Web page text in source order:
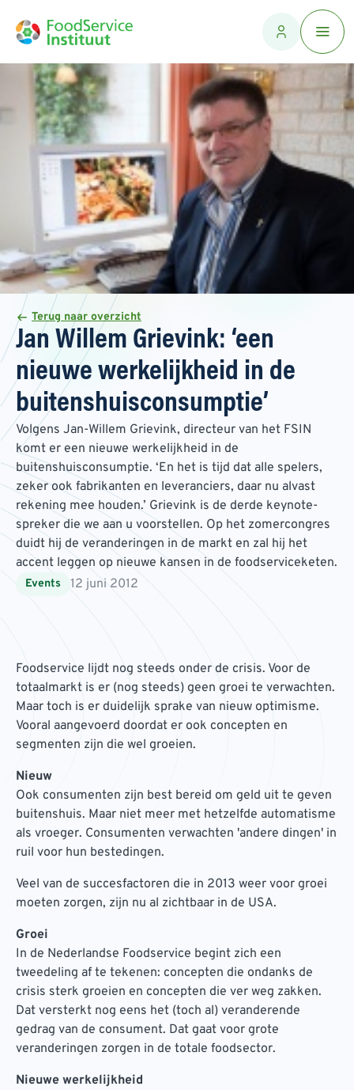
Terug naar overzicht
Jan Willem Grievink: ‘een
nieuwe werkelijkheid in de
buitenshuisconsumptie’
Volgens Jan-Willem Grievink, directeur van het FSIN
komt er een nieuwe werkelijkheid in de
buitenshuisconsumptie. ‘En het is tijd dat alle spelers,
zeker ook fabrikanten en leveranciers, daar nu alvast
rekening mee houden.’ Grievink is de derde keynote-
spreker die we aan u voorstellen. Op het zomercongres
duidt hij de veranderingen in de markt en zal hij het
accent leggen op nieuwe kansen in de foodserviceketen.
Events 12 juni 2012
Foodservice lijdt nog steeds onder de crisis. Voor de
totaalmarkt is er (nog steeds) geen groei te verwachten.
Maar toch is er duidelijk sprake van nieuw optimisme.
Vooral aangevoerd doordat er ook concepten en
segmenten zijn die wel groeien.
Nieuw
Ook consumenten zijn best bereid om geld uit te geven
buitenshuis. Maar niet meer met hetzelfde automatisme
als vroeger. Consumenten verwachten 'andere dingen' in
ruil voor hun bestedingen.
Veel van de succesfactoren die in 2013 weer voor groei
moeten zorgen, zijn nu al zichtbaar in de USA.
Groei
In de Nederlandse Foodservice begint zich een
tweedeling af te tekenen: concepten die ondanks de
crisis sterk groeien en concepten die ver weg zakken.
Dat versterkt nog eens het (toch al) veranderende
gedrag van de consument. Dat gaat voor grote
veranderingen zorgen in de totale foodsector.
Nieuwe werkelijkheid